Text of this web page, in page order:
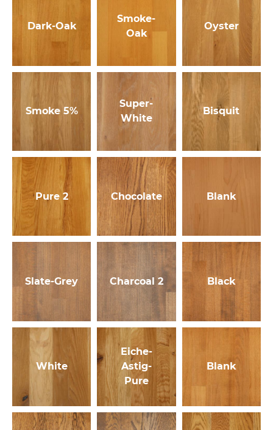
Dark-Oak
Smoke-
Oak
Oyster
Smoke 5%
Super-
White
Bisquit
Pure 2 Chocolate Blank
Slate-Grey Charcoal 2 Black
White
Eiche-
Astig-
Pure
Blank